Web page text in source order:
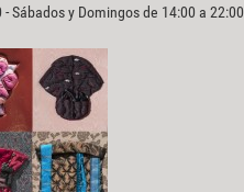
Sábados y Domingos de 14:00 a 22:00